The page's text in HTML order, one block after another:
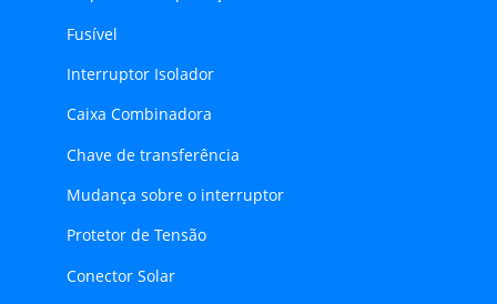
Fusível
Interruptor Isolador
Caixa Combinadora
Chave de transferência
Mudança sobre o interruptor
Protetor de Tensão
Conector Solar